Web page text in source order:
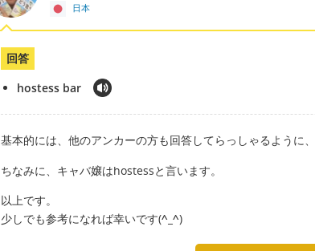
日本
回答
hostess bar
基本的には、他のアンカーの方も回答してらっしゃるように
ちなみに、キャバ嬢はhostessと言います。
以上です。
少しでも参考になれば幸いです(^_^)